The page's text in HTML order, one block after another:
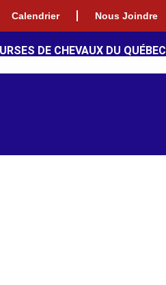
Calendrier Nous Joindre
DE CHEVAUX DU QUÉBEC